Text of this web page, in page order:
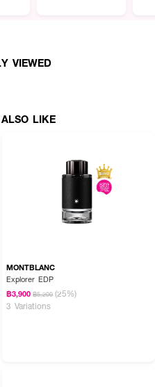
ละอ่อนโยนซ่อนอยู่ผสานกลิ่นหอมจาก
อย่างมีเอกลักษณ์
Flax
เวณจุดชีพจร เช่น ต้นคอ ข้อมือ ข้อพับ
พื่อกลิ่นที่ติดทนตลอดทั้งวัน
VIEWED
LIKE
MONTBLANC
Explorer EDP
฿3,900 ฿5,200 (25%)
3 Variations